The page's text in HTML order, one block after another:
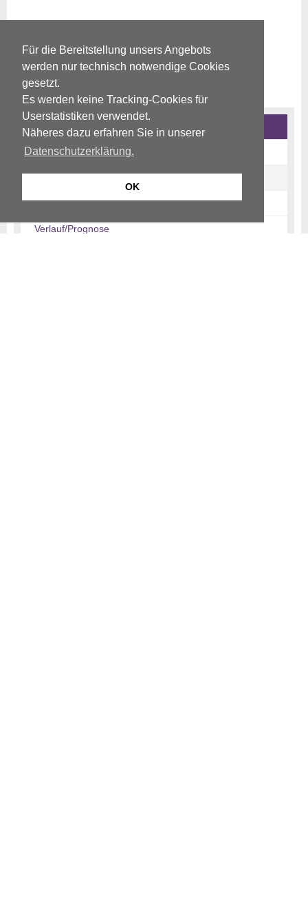
Für die Bereitstellung unsers Angebots
werden nur technisch notwendige Cookies
gesetzt.
Es werden keine Tracking-Cookies für
Userstatistiken verwendet.
Näheres dazu erfahren Sie in unserer
Datenschutzerklärung.
OK
Schizophrenie und schizophrene Psychosen
Ursachen
Krankheitsbild
Verlauf/Prognose